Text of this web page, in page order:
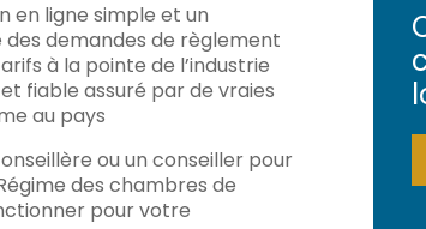
en ligne simple et un
demandes de règlement
à la pointe de l’industrie
fiable assuré par de vraies
au pays
ou un conseiller pour
des chambres de
pour votre